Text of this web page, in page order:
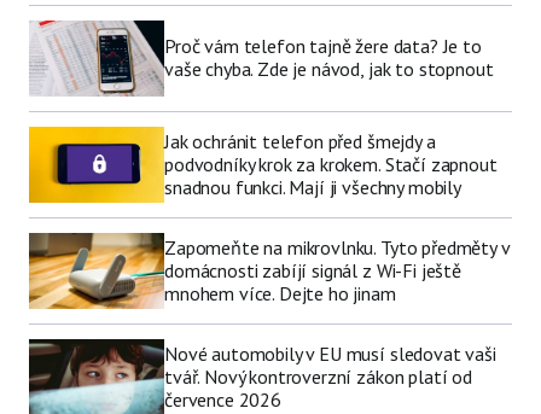
Proč vám telefon tajně žere data? Je to
vaše chyba. Zde je návod, jak to stopnout
Jak ochránit telefon před šmejdy a
podvodníky krok za krokem. Stačí zapnout
snadnou funkci. Mají ji všechny mobily
Zapomeňte na mikrovlnku. Tyto předměty v
domácnosti zabíjí signál z Wi-Fi ještě
mnohem více. Dejte ho jinam
Nové automobily v EU musí sledovat vaši
tvář. Nový kontroverzní zákon platí od
července 2026